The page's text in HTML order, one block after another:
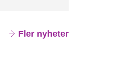
Fler nyheter